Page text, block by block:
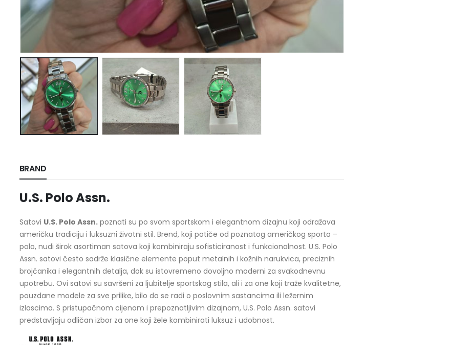
BRAND
U.S. Polo Assn.
Satovi U.S. Polo Assn.poznati su po svom sportskom i elegantnom dizajnu koji odražava
američku tradiciju i luksuzni životni stil. Brend, koji potiče od poznatog američkog sporta –
polo, nudi širok asortiman satova koji kombiniraju sofisticiranost i funkcionalnost. U.S. Polo
Assn. satovi često sadrže klasične elemente poput metalnih i kožnih narukvica, preciznih
brojčanika i elegantnih detalja, dok su istovremeno dovoljno moderni za svakodnevnu
upotrebu. Ovi satovi su savršeni za ljubitelje sportskog stila, ali i za one koji traže kvalitetne,
pouzdane modele za sve prilike, bilo da se radi o poslovnim sastancima ili ležernim
izlascima. S pristupačnom cijenom i prepoznatljivim dizajnom, U.S. Polo Assn. satovi
predstavljaju odličan izbor za one koji žele kombinirati luksuz i udobnost.